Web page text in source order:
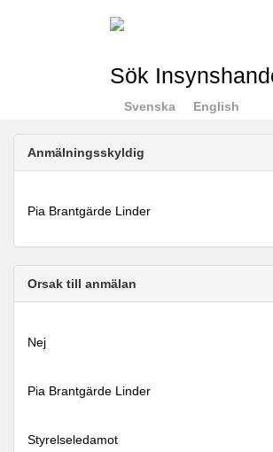
Sök
Svenska English
Anmälningsskyldig
Pia Brantgärde Linder
Orsak till anmälan
Nej
Pia Brantgärde Linder
Styrelseledamot